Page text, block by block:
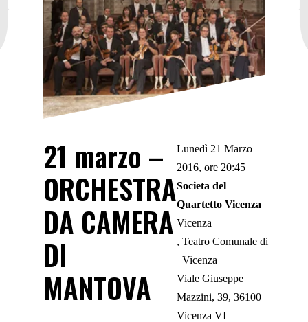
21 marzo –
ORCHESTRA
DA CAMERA
DI
MANTOVA
Lunedì 21 Marzo
2016, ore 20:45
Societa del
Quartetto Vicenza
Vicenza
Teatro Comunale di
Vicenza
Viale Giuseppe
Mazzini, 39, 36100
Vicenza VI